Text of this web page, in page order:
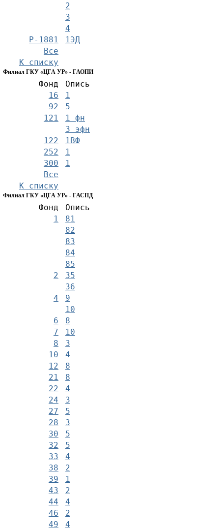
2
3
4
Р-1881
1ЭД
Все
К списку
Филиал ГКУ «ЦГА УР» - ГАОПИ
Фонд
Опись
16
1
92
5
121
1 фн
3 эфн
122
1ВФ
252
1
300
1
Все
К списку
Филиал ГКУ «ЦГА УР» - ГАСПД
Фонд
Опись
1
81
82
83
84
85
2
35
36
4
9
10
6
8
7
10
8
3
10
4
12
8
21
8
22
4
24
3
27
5
28
3
30
5
32
5
33
4
38
2
39
1
43
2
44
4
46
2
49
4